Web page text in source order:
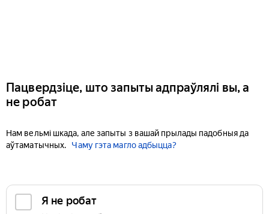
Пацвердзіце, што запыты адпраўлялі вы, а
не робат
Нам вельмі шкада, але запыты з вашай прылады падобныя да
аўтаматычных.
Чаму гэта магло адбыцца?
Я не робат